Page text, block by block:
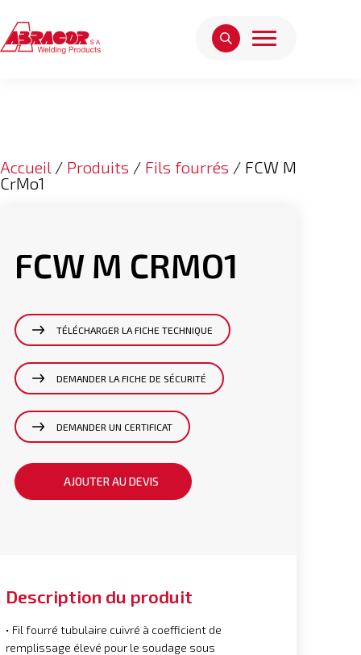
Accueil / Produits / Fils fourrés / FCW M
CrMo1
FCW M CRMO1
TÉLÉCHARGER LA FICHE TECHNIQUE
DEMANDER LA FICHE DE SÉCURITÉ
DEMANDER UN CERTIFICAT
AJOUTER AU DEVIS
Description du produit
• Fil fourré tubulaire cuivré à coefficient de
remplissage élevé pour le soudage sous